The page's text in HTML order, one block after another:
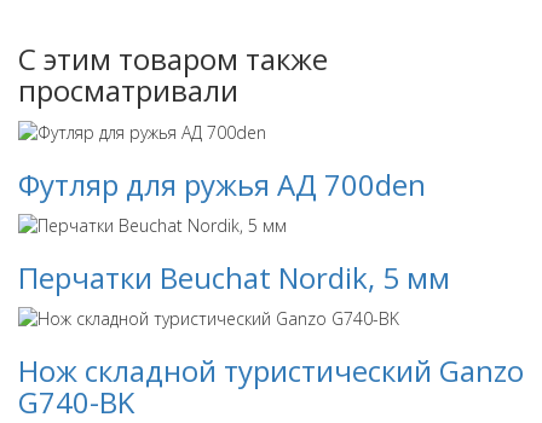
С этим товаром также
просматривали
Футляр для ружья АД 700den
Перчатки Beuchat Nordik, 5 мм
Нож складной туристический Ganzo
G740-BK